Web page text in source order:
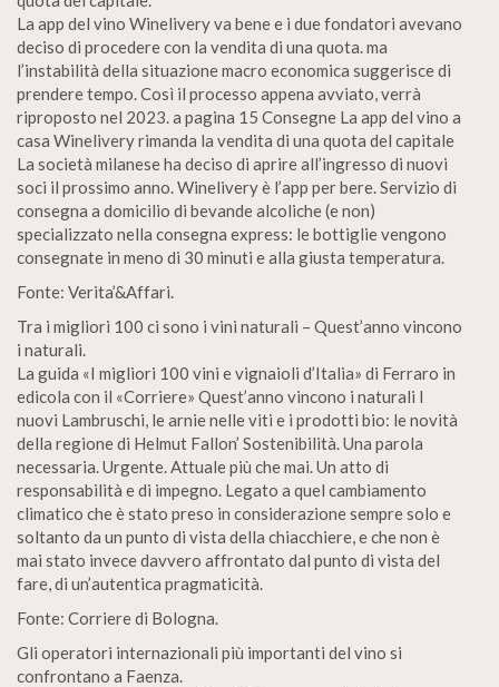
La app del vino Winelivery va bene e i due fondatori avevano
deciso di procedere con la vendita di una quota. ma
l’instabilità della situazione macro economica suggerisce di
prendere tempo. Così il processo appena avviato, verrà
riproposto nel 2023. a pagina 15 Consegne La app del vino a
casa Winelivery rimanda la vendita di una quota del capitale
La società milanese ha deciso di aprire all’ingresso di nuovi
soci il prossimo anno. Winelivery è l’app per bere. Servizio di
consegna a domicilio di bevande alcoliche (e non)
specializzato nella consegna express: le bottiglie vengono
consegnate in meno di 30 minuti e alla giusta temperatura.
Fonte: Verita’&Affari.
Tra i migliori 100 ci sono i vini naturali – Quest’anno vincono
i naturali.
La guida «I migliori 100 vini e vignaioli d’Italia» di Ferraro in
edicola con il «Corriere» Quest’anno vincono i naturali I
nuovi Lambruschi, le arnie nelle viti e i prodotti bio: le novità
della regione di Helmut Fallon’ Sostenibilità. Una parola
necessaria. Urgente. Attuale più che mai. Un atto di
responsabilità e di impegno. Legato a quel cambiamento
climatico che è stato preso in considerazione sempre solo e
soltanto da un punto di vista della chiacchiere, e che non è
mai stato invece davvero affrontato dal punto di vista del
fare, di un’autentica pragmaticità.
Fonte: Corriere di Bologna.
Gli operatori internazionali più importanti del vino si
confrontano a Faenza.